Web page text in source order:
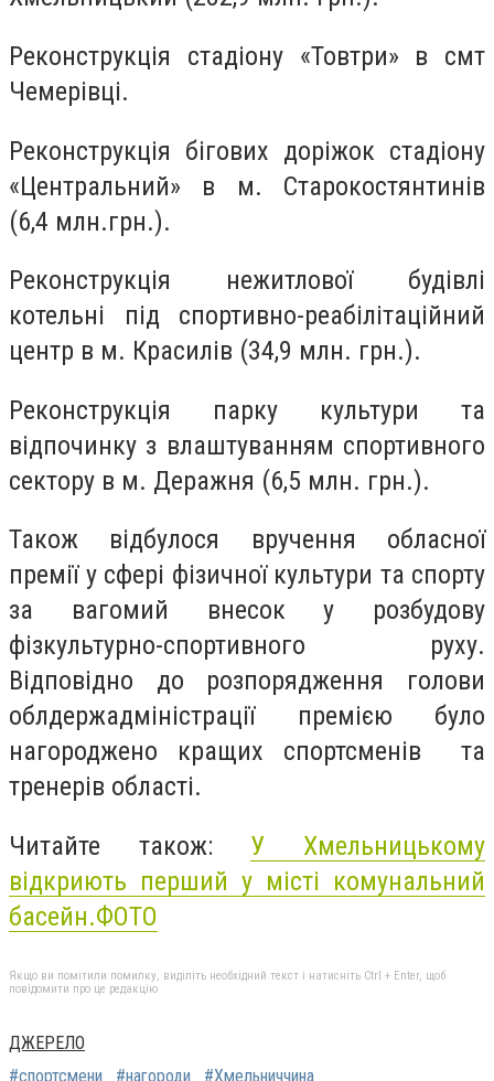
Реконструкція стадіону «Товтри» в смт
Чемерівці.
Реконструкція бігових доріжок стадіону
«Центральний» в м. Старокостянтинів
(6,4 млн.грн.).
Реконструкція нежитлової будівлі
котельні під спортивно-реабілітаційний
центр в м. Красилів (34,9 млн. грн.).
Реконструкція парку культури та
відпочинку з влаштуванням спортивного
сектору в м. Деражня (6,5 млн. грн.).
Також відбулося вручення обласної
премії у сфері фізичної культури та спорту
за вагомий внесок у розбудову
фізкультурно-спортивного руху.
Відповідно до розпорядження голови
облдержадміністрації премією було
нагороджено кращих спортсменів та
тренерів області.
Читайте також: У Хмельницькому
відкриють перший у місті комунальний
басейн.ФОТО
Якщо ви помітили помилку, виділіть необхідний текст і натисніть Ctrl + Enter, щоб
повідомити про це редакцію
ДЖЕРЕЛО
#спортсмени
#нагороди #Хмельниччина